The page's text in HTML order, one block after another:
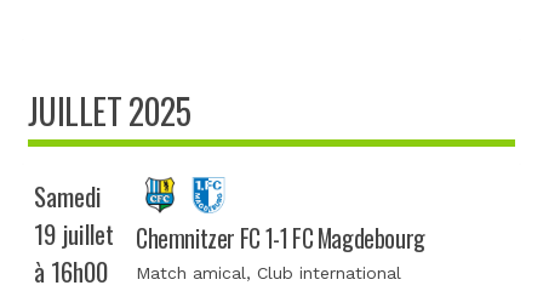
JUILLET 2025
Samedi
19 juillet
à 16h00
Chemnitzer FC 1-1 FC Magdebourg
Match amical, Club international